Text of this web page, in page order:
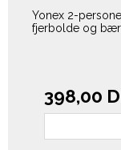
Yonex 2-
fjerbolde og
398,00